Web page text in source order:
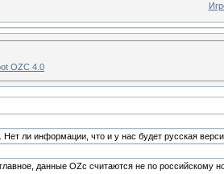
OZC 4.0
Нет ли информации, что и у нас будет русская
данные OZc считаются не по российскому